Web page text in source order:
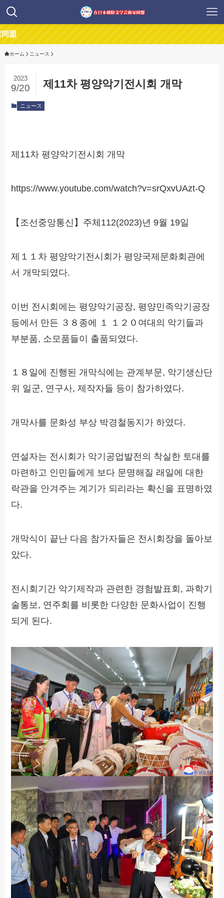
ホーム ニュース
제11차 평양악기전시회 개막
2023
9/20
ニュース
제11차 평양악기전시회 개막
https://www.youtube.com/watch?v=srQxvUAzt-Q
【조선중앙통신】주체112(2023)년 9월 19일
제１１차 평양악기전시회가 평양국제문화회관에
서 개막되였다.
이번 전시회에는 평양악기공장, 평양민족악기공장
등에서 만든 ３８종에 １ １２０여대의 악기들과
부분품, 소모품들이 출품되였다.
１８일에 진행된 개막식에는 관계부문, 악기생산단
위 일군, 연구사, 제작자들 등이 참가하였다.
개막사를 문화성 부상 박경철동지가 하였다.
연설자는 전시회가 악기공업발전의 착실한 토대를
마련하고 인민들에게 보다 문명해질 래일에 대한
락관을 안겨주는 계기가 되리라는 확신을 표명하였
다.
개막식이 끝난 다음 참가자들은 전시회장을 돌아보
았다.
전시회기간 악기제작과 관련한 경험발표회, 과학기
술통보, 연주회를 비롯한 다양한 문화사업이 진행
되게 된다.